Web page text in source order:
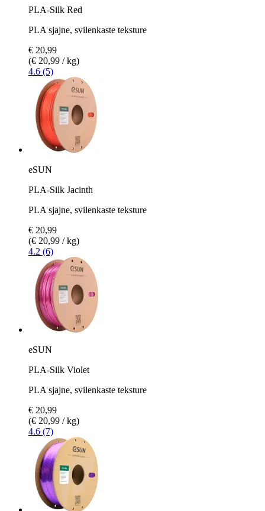
PLA-Silk Red
PLA sjajne, svilenkaste teksture
€ 20,99
(€ 20,99 / kg)
4.6 (5)
eSUN
PLA-Silk Jacinth
PLA sjajne, svilenkaste teksture
€ 20,99
(€ 20,99 / kg)
4.2 (6)
eSUN
PLA-Silk Violet
PLA sjajne, svilenkaste teksture
€ 20,99
(€ 20,99 / kg)
4.6 (7)